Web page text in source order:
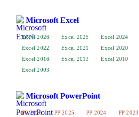
Microsoft Excel
Excel 2026 Excel 2025 Excel 2024
Excel 2022
Excel 2021 Excel 2020
Excel 2016
Excel 2013 Excel 2010
Excel 2003
Microsoft PowerPoint
PP 2026 PP 2025 PP 2024 PP 2023